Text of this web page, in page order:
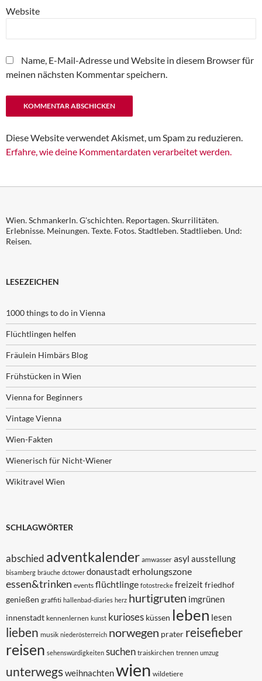
Website
Name, E-Mail-Adresse und Website in diesem Browser für
meinen nächsten Kommentar speichern.
Diese Website verwendet Akismet, um Spam zu reduzieren.
Erfahre, wie deine Kommentardaten verarbeitet werden.
Wien. Schmankerln. G'schichten. Reportagen. Skurrilitäten.
Erlebnisse. Meinungen. Texte. Fotos. Stadtleben. Stadtlieben. Und:
Reisen.
LESEZEICHEN
1000 things to do in Vienna
Flüchtlingen helfen
Fräulein Himbärs Blog
Frühstücken in Wien
Vienna for Beginners
Vintage Vienna
Wien-Fakten
Wienerisch für Nicht-Wiener
Wikitravel Wien
SCHLAGWÖRTER
abschied adventkalender amwasser asyl ausstellung
bisamberg bräuche dctower donaustadt erholungszone
essen&trinken events flüchtlinge fotostrecke freizeit friedhof
genießen graffiti hallenbad-diaries herz hurtigruten imgrünen
innenstadt kennenlernen kunst kurioses küssen leben lesen
lieben musik niederösterreich norwegen prater reisefieber
reisen sehenswürdigkeiten suchen traiskirchen trennen umzug
unterwegsweihnachtenwien wildetiere